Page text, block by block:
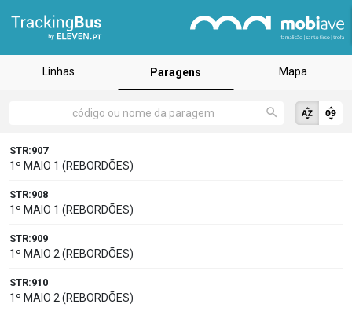
Linhas Paragens Mapa
STR:907
1º MAIO 1 (REBORDÕES)
STR:908
1º MAIO 1 (REBORDÕES)
STR:909
1º MAIO 2 (REBORDÕES)
STR:910
1º MAIO 2 (REBORDÕES)